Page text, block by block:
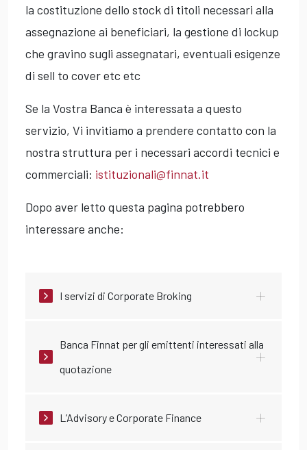
la costituzione dello stock di titoli necessari alla
assegnazione ai beneficiari, la gestione di lockup
che gravino sugli assegnatari, eventuali esigenze
di sell to cover etc etc
Se la Vostra Banca è interessata a questo
servizio, Vi invitiamo a prendere contatto con la
nostra struttura per i necessari accordi tecnici e
commerciali: istituzionali@finnat.it
Dopo aver letto questa pagina potrebbero
interessare anche:
I servizi di Corporate Broking
Banca Finnat per gli emittenti interessati alla
quotazione
L’Advisory e Corporate Finance